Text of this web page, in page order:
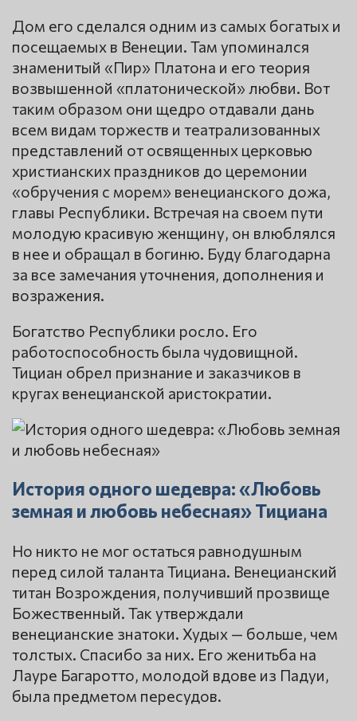
Дом его сделался одним из самых богатых и
посещаемых в Венеции. Там упоминался
знаменитый «Пир» Платона и его теория
возвышенной «платонической» любви. Вот
таким образом они щедро отдавали дань
всем видам торжеств и театрализованных
представлений от освященных церковью
христианских праздников до церемонии
«обручения с морем» венецианского дожа,
главы Республики. Встречая на своем пути
молодую красивую женщину, он влюблялся
в нее и обращал в богиню. Буду благодарна
за все замечания уточнения, дополнения и
возражения.
Богатство Республики росло. Его
работоспособность была чудовищной.
Тициан обрел признание и заказчиков в
кругах венецианской аристократии.
История одного шедевра: «Любовь
земная и любовь небесная» Тициана
Но никто не мог остаться равнодушным
перед силой таланта Тициана. Венецианский
титан Возрождения, получивший прозвище
Божественный. Так утверждали
венецианские знатоки. Худых — больше, чем
толстых. Спасибо за них. Его женитьба на
Лауре Багаротто, молодой вдове из Падуи,
была предметом пересудов.